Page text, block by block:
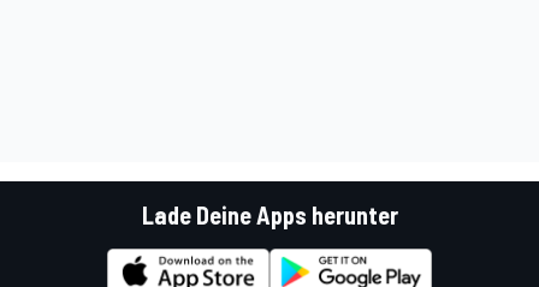
Lade Deine Apps herunter